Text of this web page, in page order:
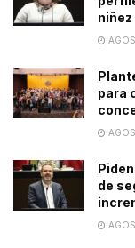
para
de